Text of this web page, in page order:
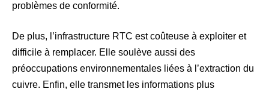
problèmes de conformité.
De plus, l’infrastructure RTC est coûteuse à exploiter et
difficile à remplacer. Elle soulève aussi des
préoccupations environnementales liées à l’extraction du
cuivre. Enfin, elle transmet les informations plus